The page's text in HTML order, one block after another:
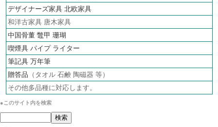
デザイナーズ家具 北欧家具
和洋古家具 唐木家具
中国骨董 鼈甲 珊瑚
喫煙具 パイプ ライター
筆記具 万年筆
贈答品 （タオル 石鹸 陶磁器 等）
その他多品種に対応します。
●このサイト内を検索